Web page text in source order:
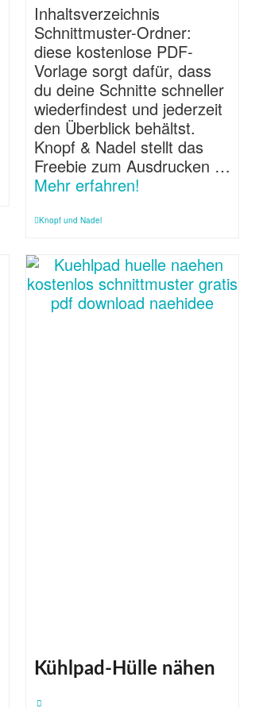
Inhaltsverzeichnis
Schnittmuster-Ordner:
diese kostenlose PDF-
Vorlage sorgt dafür, dass
du deine Schnitte schneller
wiederfindest und jederzeit
den Überblick behältst.
Knopf & Nadel stellt das
Freebie zum Ausdrucken …
Mehr erfahren!
Knopf und Nadel
Kühlpad-Hülle nähen